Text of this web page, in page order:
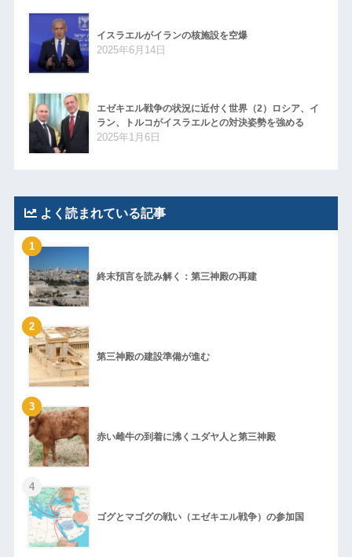
イスラエルがイランの核施設を空爆
2025年6月14日
エゼキエル戦争の状況に近付く世界（2）ロシア、イ
ラン、トルコがイスラエルとの対決姿勢を強める
2025年1月6日
よく読まれている記事
1
終末預言を読み解く：第三神殿の再建
2
第三神殿の建設準備が進む
3
赤い雌牛の到着に沸くユダヤ人と第三神殿
4
ゴグとマゴグの戦い（エゼキエル戦争）の参加国